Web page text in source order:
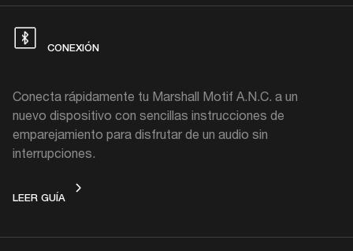
CONEXIÓN
Conecta rápidamente tu Marshall Motif A.N.C. a un
nuevo dispositivo con sencillas instrucciones de
emparejamiento para disfrutar de un audio sin
interrupciones.
LEER GUÍACONEXIÓN